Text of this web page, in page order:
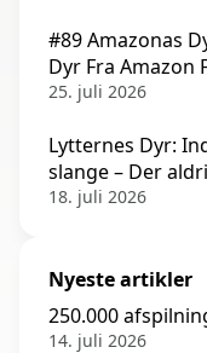
#89 Amazonas
Dyr Fra Amazon
25. juli 2026
Lytternes Dyr:
slange – Der
18. juli 2026
Nyeste artikler
250.000
14. juli 2026